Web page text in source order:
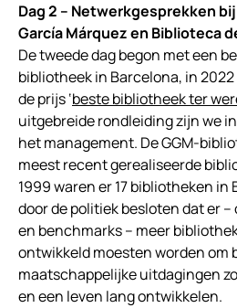
Dag 2 – Netwerkgesprekken
García Márquez en Biblioteca
De tweede dag begon met een
bibliotheek in Barcelona, in
de prijs ‘beste bibliotheek ter
uitgebreide rondleiding zijn we
het management. De GGM-
meest recent gerealiseerde
1999 waren er 17 bibliotheken in
door de politiek besloten dat er –
en benchmarks – meer
ontwikkeld moesten worden om
maatschappelijke uitdagingen
en een leven lang ontwikkelen.